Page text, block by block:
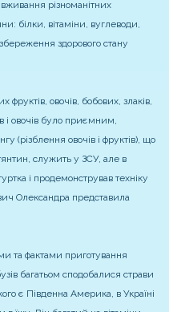
різноманітних
білки, вітаміни, вуглеводи,
здорового стану
овочів, бобових, злаків,
і овочів було приємним,
(різблення овочів і фруктів), що
служить у ЗСУ, але в
і продемонстрував техніку
Олександра представила
та фактами приготування
багатьом сподобалися страви
є Південна Америка, в Україні